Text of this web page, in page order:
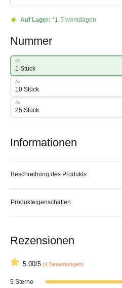
Auf Lager: *1-5 werkdagen
Nummer
Ab
1 Stück
Ab
10 Stück
Ab
25 Stück
Informationen
Beschreibung des Produkts
Produkteigenschaften
Rezensionen
5.00/5 (4 Bewertungen)
5 Sterne